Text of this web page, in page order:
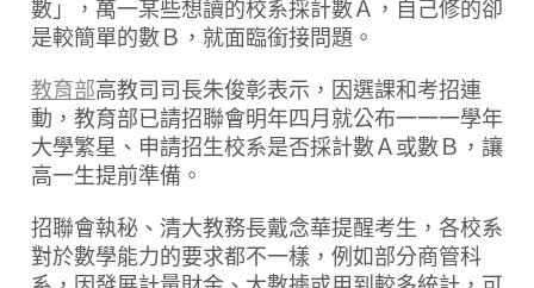
數」，萬一某些想讀的校系採計數Ａ，自己修的卻
是較簡單的數Ｂ，就面臨銜接問題。
教育部高教司司長朱俊彰表示，因選課和考招連
動，教育部已請招聯會明年四月就公布一一一學年
大學繁星、申請招生校系是否採計數Ａ或數Ｂ，讓
高一生提前準備。
招聯會執秘、清大教務長戴念華提醒考生，各校系
對於數學能力的要求都不一樣，例如部分商管科